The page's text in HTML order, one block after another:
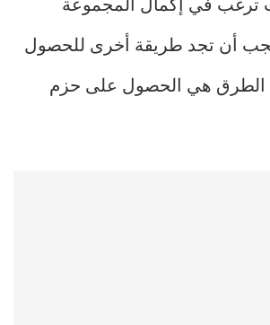
ترغب في إكمال المجموعة
أن تجد طريقة أخرى للحصول
الطرق هي الحصول على حزم